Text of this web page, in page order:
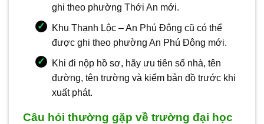
ghi theo phường Thới An mới.
Khu Thạnh Lộc – An Phú Đông cũ có thể
được ghi theo phường An Phú Đông mới.
Khi đi nộp hồ sơ, hãy ưu tiên số nhà, tên
đường, tên trường và kiểm bản đồ trước khi
xuất phát.
Câu hỏi thường gặp về trường đại học